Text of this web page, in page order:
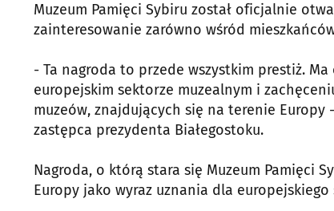
Muzeum Pamięci Sybiru został oficjalnie
zainteresowanie zarówno wśród
- Ta nagroda to przede wszystkim prestiż.
europejskim sektorze muzealnym i
muzeów, znajdujących się na terenie Europy
zastępca prezydenta Białegostoku.
Nagroda, o którą stara się Muzeum Pamięci
Europy jako wyraz uznania dla